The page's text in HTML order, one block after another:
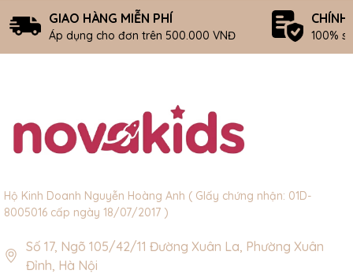
GIAO HÀNG MIỄN PHÍ
Áp dụng cho đơn trên 500.000 VNĐ
CHÍNH
100%
Hộ Kinh Doanh Nguyễn Hoàng Anh ( GIấy chứng nhận: 01D-
8005016 cấp ngày 18/07/2017 )
Số 17, Ngõ 105/42/11 Đường Xuân La, Phường Xuân
Đỉnh, Hà Nội